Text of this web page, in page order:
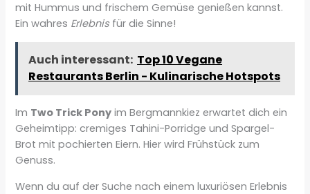
mit Hummus und frischem Gemüse genießen kannst.
Ein wahres Erlebnis für die Sinne!
Auch interessant: Top 10 Vegane
Restaurants Berlin - Kulinarische Hotspots
Im Two Trick Pony im Bergmannkiez erwartet dich ein
Geheimtipp: cremiges Tahini-Porridge und Spargel-
Brot mit pochierten Eiern. Hier wird Frühstück zum
Genuss.
Wenn du auf der Suche nach einem luxuriösen Erlebnis